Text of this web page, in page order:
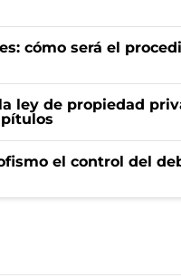
cómo será el
ley de propiedad
el control del